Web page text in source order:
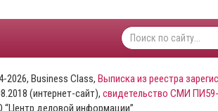
2026, Business Class, Выписка из реестра
(интернет-сайт), свидетельство СМИ
деловой информации”